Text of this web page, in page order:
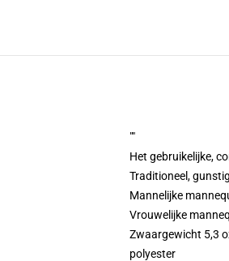
""
Het gebruikelijke,
Traditioneel,
Mannelijke
Vrouwelijke
Zwaargewicht 5,3
polyester